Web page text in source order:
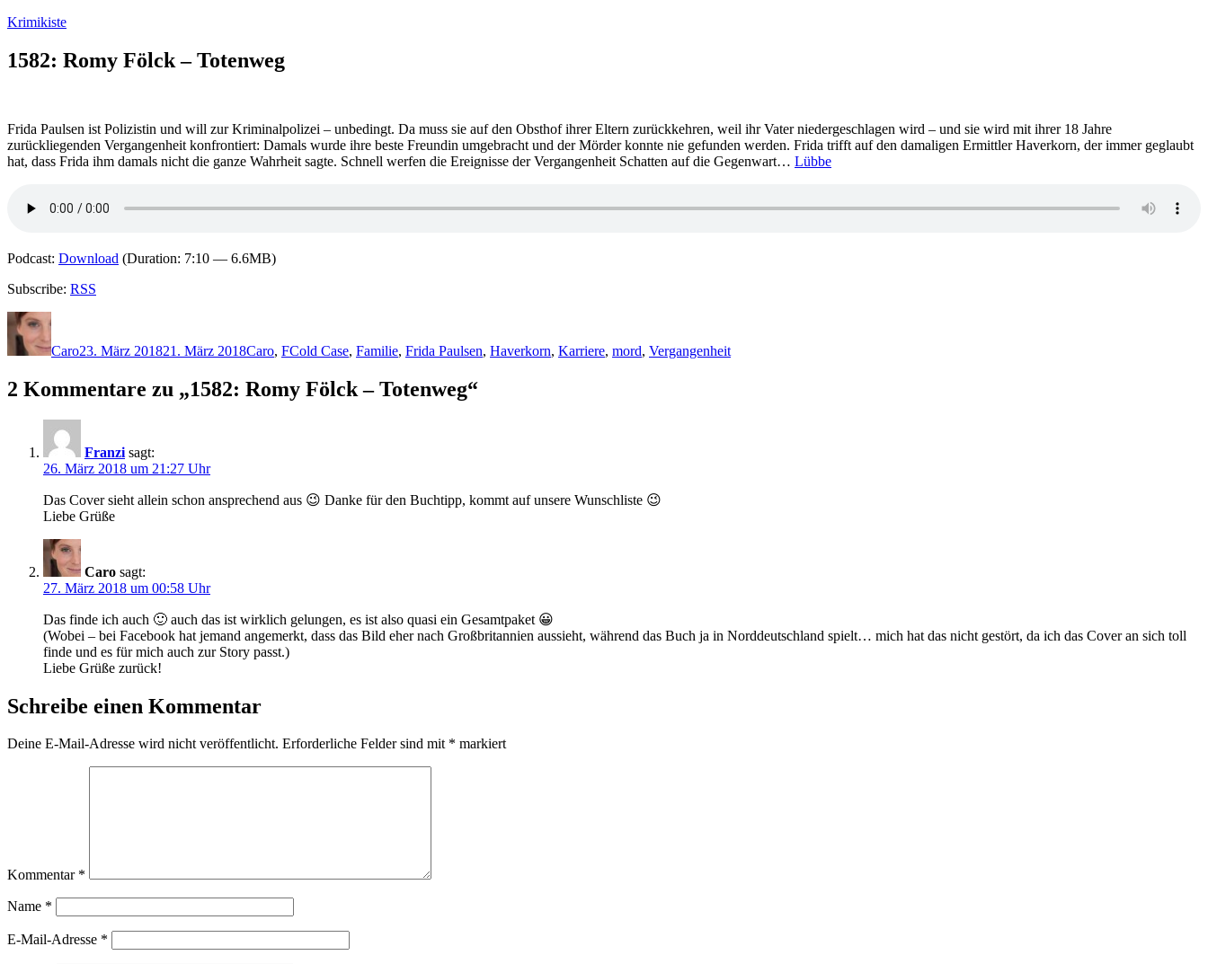
Zum
springen
Krimikiste
1582: Romy Fölck – Totenweg
Frida Paulsen ist Polizistin und will zur Kriminalpolizei – unbedingt. Da muss sie auf den Obsthof ihrer Eltern zurückkehren, weil ihr Vater niedergeschlagen wird – und sie wird mit ihrer 18 Jahre
zurückliegenden Vergangenheit konfrontiert: Damals wurde ihre beste Freundin umgebracht und der Mörder konnte nie gefunden werden. Frida trifft auf den damaligen Ermittler Haverkorn, der immer geglaubt
hat, dass Frida ihm damals nicht die ganze Wahrheit sagte. Schnell werfen die Ereignisse der Vergangenheit Schatten auf die Gegenwart… Lübbe
Podcast: Download (Duration: 7:10 — 6.6MB)
Subscribe: RSS
Autor
Caro23. März 201821. März 2018Caro, FCold Case, Familie, Frida Paulsen, Haverkorn, Karriere, mord, Vergangenheit
2 Kommentare zu „1582: Romy Fölck – Totenweg“
Franzi sagt:
26. März 2018 um 21:27 Uhr
Das Cover sieht allein schon ansprechend aus 😉 Danke für den Buchtipp, kommt auf unsere Wunschliste 😉
Liebe Grüße
Caro sagt:
27. März 2018 um 00:58 Uhr
Das finde ich auch 🙂 auch das ist wirklich gelungen, es ist also quasi ein Gesamtpaket 😀
(Wobei – bei Facebook hat jemand angemerkt, dass das Bild eher nach Großbritannien aussieht, während das Buch ja in Norddeutschland spielt… mich hat das nicht gestört, da ich das Cover an sich toll
finde und es für mich auch zur Story passt.)
Liebe Grüße zurück!
Schreibe einen Kommentar
Deine E-Mail-Adresse wird nicht veröffentlicht. Erforderliche Felder sind mit * markiert
Kommentar *
Name *
E-Mail-Adresse *